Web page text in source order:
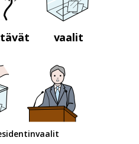
vaalit